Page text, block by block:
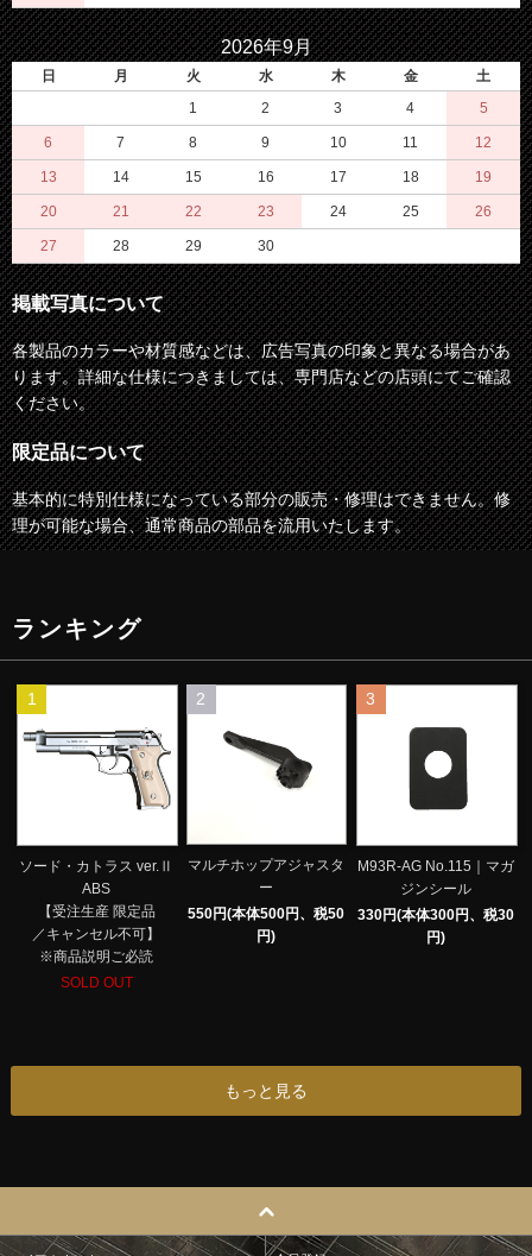
2026年9月
日 月 火 水 木 金
土
1
2 3 4 5
6 7 8 9 10 11 12
13 14 15 16 17 18 19
20 21 22 23 24 25 26
27 28 29 30
掲載写真について
各製品のカラーや材質感などは、広告写真の印象と異なる場合があ
ります。詳細な仕様につきましては、専門店などの店頭にてご確認
ください。
限定品について
基本的に特別仕様になっている部分の販売・修理はできません。修
理が可能な場合、通常商品の部品を流用いたします。
ランキング
1
ソード・カトラス ver.Ⅱ
ABS
【受注生産 限定品
／キャンセル不可】
※商品説明ご必読
SOLD OUT
2
マルチホップアジャスタ
ー
550円(本体500円、税50
円)
3
M93R-AG No.115｜マガ
ジンシール
330円(本体300円、税30
円)
もっと見る